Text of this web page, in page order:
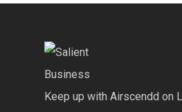
Keep up with Airscendd on